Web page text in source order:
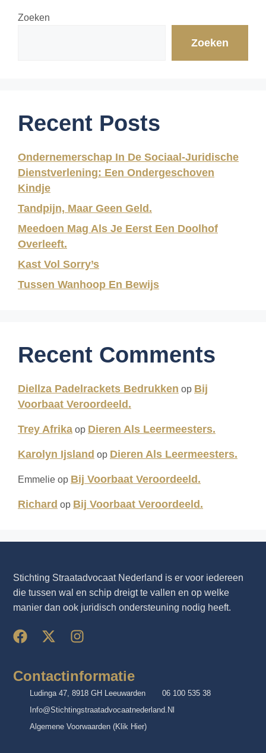
Zoeken
Zoeken
Recent Posts
Ondernemerschap In De Sociaal-Juridische
Dienstverlening: Een Ondergeschoven
Kindje
Tandpijn, Maar Geen Geld.
Meedoen Mag Als Je Eerst Een Doolhof
Overleeft.
Kast Vol Sorry’s
Tussen Wanhoop En Bewijs
Recent Comments
Diellza Padelrackets Bedrukken op Bij
Voorbaat Veroordeeld.
Trey Afrika op Dieren Als Leermeesters.
Karolyn Ijsland op Dieren Als Leermeesters.
Emmelie op Bij Voorbaat Veroordeeld.
Richard op Bij Voorbaat Veroordeeld.
Stichting Straatadvocaat Nederland is er voor iedereen
die tussen wal en schip dreigt te vallen en op welke
manier dan ook juridisch ondersteuning nodig heeft.
Contactinformatie
Ludinga 47, 8918 GH Leeuwarden
06 100 535 38
Info@stichtingstraatadvocaatnederland.nl
Algemene Voorwaarden (klik Hier)